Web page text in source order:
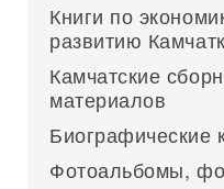
Книги по
развитию
Камчатские
материалов
Биографические
Фотоальбомы,